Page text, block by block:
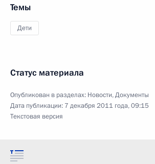
Темы
Дети
Статус материала
Опубликован в разделах: Новости,Документы
Дата публикации: 7 декабря 2011 года, 09:15
Текстовая версия